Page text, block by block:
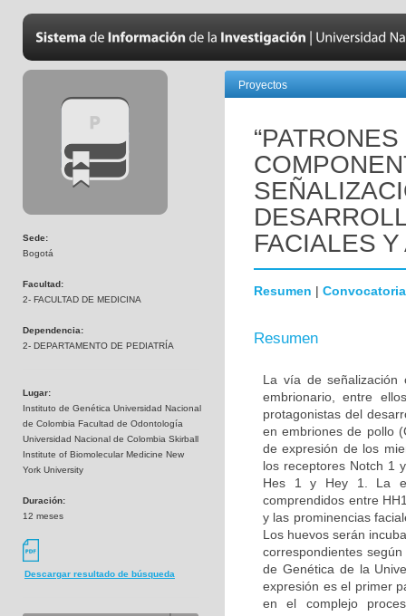
Sede:
Bogotá
Facultad:
2- FACULTAD DE MEDICINA
Dependencia:
2- DEPARTAMENTO DE PEDIATRÍA
Lugar:
Instituto de Genética Universidad Nacional
de Colombia Facultad de Odontología
Universidad Nacional de Colombia Skirball
Institute of Biomolecular Medicine New
York University
Duración:
12 meses
Descargar resultado de búsqueda
Proyectos
FACIALES
Resumen | Convocatoria
Resumen
La vía de señalización
embrionario, entre
protagonistas del
en embriones de pollo
de expresión de los
los receptores Notch 1
Hes 1 y Hey 1. La
comprendidos entre
y las prominencias
Los huevos serán
correspondientes
de Genética de la
expresión es el primer
en el complejo